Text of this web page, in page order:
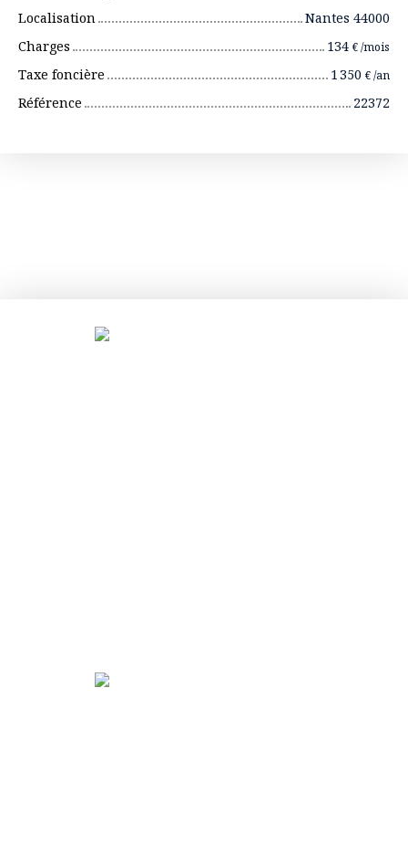
Localisation
Nantes 44000
Charges
134 € /mois
Taxe foncière 1 350 € /an
Référence 22372